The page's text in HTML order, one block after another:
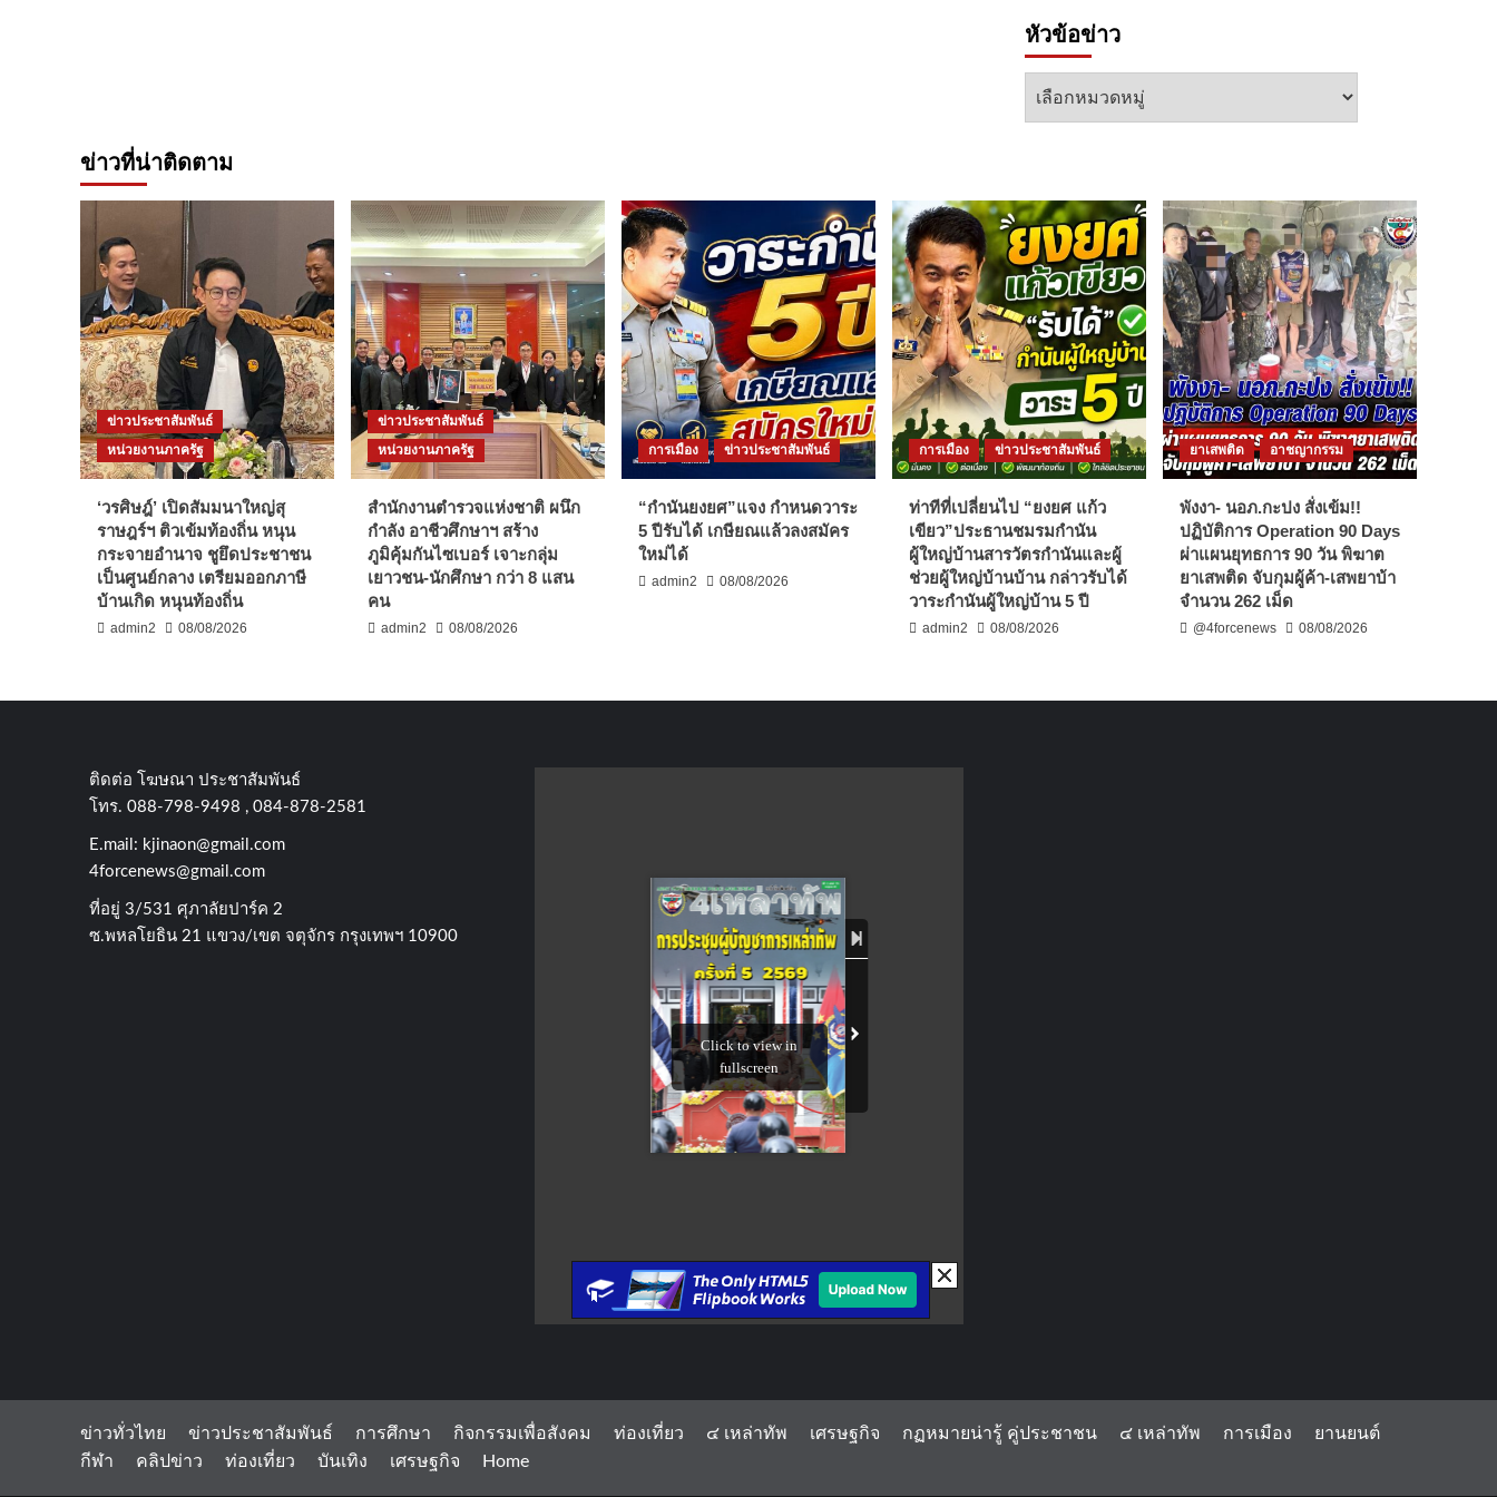
หัวข้อข่าว
หัวข้อ
ข่าวที่น่าติดตาม
ข่าวประชาสัมพันธ์
หน่วยงานภาครัฐ
‘วรศิษฎ์’ เปิดสัมมนาใหญ่สุ
ราษฎร์ฯ ติวเข้มท้องถิ่น หนุน
กระจายอำนาจ ชูยึดประชาชน
เป็นศูนย์กลาง เตรียมออกภาษี
บ้านเกิด หนุนท้องถิ่น
admin2 08/08/2026
ข่าวประชาสัมพันธ์
หน่วยงานภาครัฐ
สำนักงานตำรวจแห่งชาติ ผนึก
กำลัง อาชีวศึกษาฯ สร้าง
ภูมิคุ้มกันไซเบอร์ เจาะกลุ่ม
เยาวชน-นักศึกษา กว่า 8 แสน
คน
admin2 08/08/2026
การเมือง ข่าวประชาสัมพันธ์
“กำนันยงยศ”แจง กำหนดวาระ
5 ปีรับได้ เกษียณแล้วลงสมัคร
ใหม่ได้
admin2 08/08/2026
การเมือง ข่าวประชาสัมพันธ์
ท่าทีที่เปลี่ยนไป “ยงยศ แก้ว
เขียว”ประธานชมรมกำนัน
ผู้ใหญ่บ้านสารวัตรกำนันและผู้
ช่วยผู้ใหญ่บ้านบ้าน กล่าวรับได้
วาระกำนันผู้ใหญ่บ้าน 5 ปี
admin2 08/08/2026
ยาเสพติด อาชญากรรม
พังงา- นอภ.กะปง สั่งเข้ม!!
ปฏิบัติการ Operation 90 Days
ผ่าแผนยุทธการ 90 วัน พิฆาต
ยาเสพติด จับกุมผู้ค้า-เสพยาบ้า
จำนวน 262 เม็ด
@4forcenews 08/08/2026
ติดต่อ​ โฆษณา​ ประชาสัมพันธ์
โทร​. 088-798-9498 , 084-878-2581
E.mail: kjinaon@gmail.com
4forcenews@gmail.com
ที่อยู่​ 3/531​ ศุภาลัยปาร์ค​ 2
ซ.พหลโยธิน​ 21​ แขวง/เขต​ จตุจักร​ กรุงเทพฯ 10900
ข่าวทั่วไทย ข่าวประชาสัมพันธ์ การศึกษา กิจกรรมเพื่อสังคม ท่องเที่ยว ๔ เหล่าทัพ เศรษฐกิจ กฏหมายน่ารู้ คู่ประชาชน ๔ เหล่าทัพ การเมือง
ยานยนต์
กีฬา
คลิปข่าว ท่องเที่ยว บันเทิง เศรษฐกิจ Home